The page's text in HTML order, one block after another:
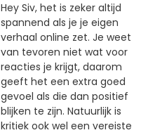
Hey Siv, het is zeker altijd
spannend als je je eigen
verhaal online zet. Je weet
van tevoren niet wat voor
reacties je krijgt, daarom
geeft het een extra goed
gevoel als die dan positief
blijken te zijn. Natuurlijk is
kritiek ook wel een vereiste